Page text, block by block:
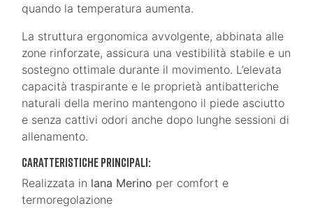
quando la temperatura aumenta.
La struttura ergonomica avvolgente, abbinata alle
zone rinforzate, assicura una vestibilità stabile e un
sostegno ottimale durante il movimento. L’elevata
capacità traspirante e le proprietà antibatteriche
naturali della merino mantengono il piede asciutto
e senza cattivi odori anche dopo lunghe sessioni di
allenamento.
Caratteristiche principali:
Realizzata in lana Merino per comfort e
termoregolazione